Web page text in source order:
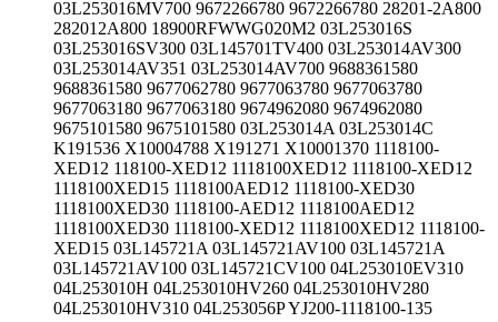
03L253016MV700 9672266780 9672266780 28201-2A800
282012A800 18900RFWWG020M2 03L253016S
03L253016SV300 03L145701TV400 03L253014AV300
03L253014AV351 03L253014AV700 9688361580
9688361580 9677062780 9677063780 9677063780
9677063180 9677063180 9674962080 9674962080
9675101580 9675101580 03L253014A 03L253014C
K191536 X10004788 X191271 X10001370 1118100-
XED12 118100-XED12 1118100XED12 1118100-XED12
1118100XED15 1118100AED12 1118100-XED30
1118100XED30 1118100-AED12 1118100AED12
1118100XED30 1118100-XED12 1118100XED12 1118100-
XED15 03L145721A 03L145721AV100 03L145721A
03L145721AV100 03L145721CV100 04L253010EV310
04L253010H 04L253010HV260 04L253010HV280
04L253010HV310 04L253056P YJ200-1118100-135